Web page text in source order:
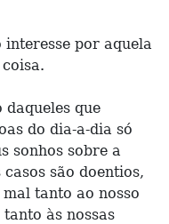
interesse por aquela
que
do dia-a-dia só
sonhos sobre a
são doentios,
tanto ao nosso
às nossas